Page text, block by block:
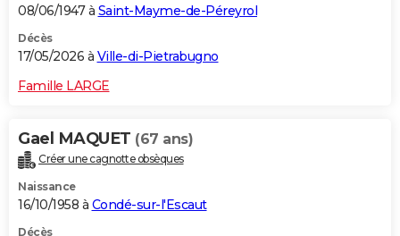
08/06/1947 à Saint-Mayme-de-Péreyrol
Décès
17/05/2026 à Ville-di-Pietrabugno
Famille LARGE
Gael MAQUET (67 ans)
Créer une cagnotte obsèques
Naissance
16/10/1958 à Condé-sur-l'Escaut
Décès